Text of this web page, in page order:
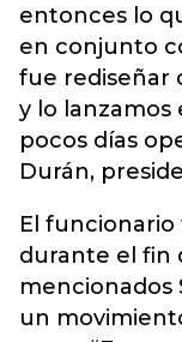
entonces lo
en conjunto
fue rediseñar
y lo lanzamos
pocos días
Durán,
El
durante el fin
mencionados
un